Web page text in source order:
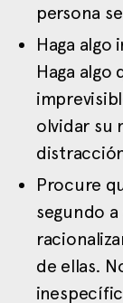
persona
Haga algo
Haga algo
olvidar su
Procure
segundo
de ellas.